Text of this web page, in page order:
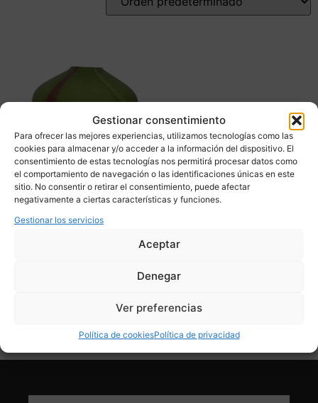
Gestionar consentimiento
Para ofrecer las mejores experiencias, utilizamos tecnologías como las
cookies para almacenar y/o acceder a la información del dispositivo. El
consentimiento de estas tecnologías nos permitirá procesar datos como
el comportamiento de navegación o las identificaciones únicas en este
sitio. No consentir o retirar el consentimiento, puede afectar
negativamente a ciertas características y funciones.
Gestionar los servicios
Aceptar
Denegar
Ver preferencias
Política de cookiesPolítica de privacidad
Jarrón Cristal La Rochere,
80’s – Francia